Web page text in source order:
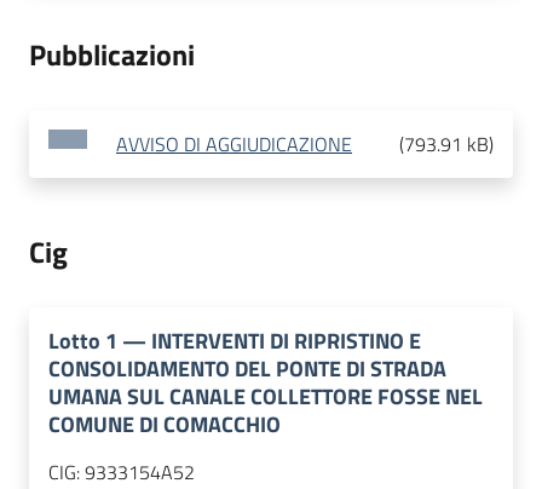
Pubblicazioni
AVVISO DI AGGIUDICAZIONE (793.91 kB)
Cig
Lotto 1 — INTERVENTI DI RIPRISTINO E
CONSOLIDAMENTO DEL PONTE DI STRADA
UMANA SUL CANALE COLLETTORE FOSSE NEL
COMUNE DI COMACCHIO
CIG:9333154A52